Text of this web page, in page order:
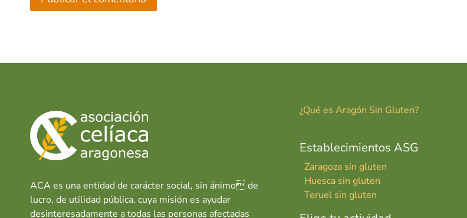
ACA es una entidad de carácter social, sin ánimo de
lucro, de utilidad pública, cuya misión es ayudar
desinteresadamente a todas las personas afectadas
¿Qué es Aragón Sin Gluten?
Establecimientos ASG
Zaragoza sin gluten
Huesca sin gluten
Teruel sin gluten